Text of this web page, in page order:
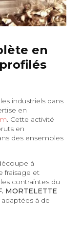
en
industriels dans
en
. Cette activité
en
des ensembles
à
fraisage et
contraintes du
MORTELETTE
à de